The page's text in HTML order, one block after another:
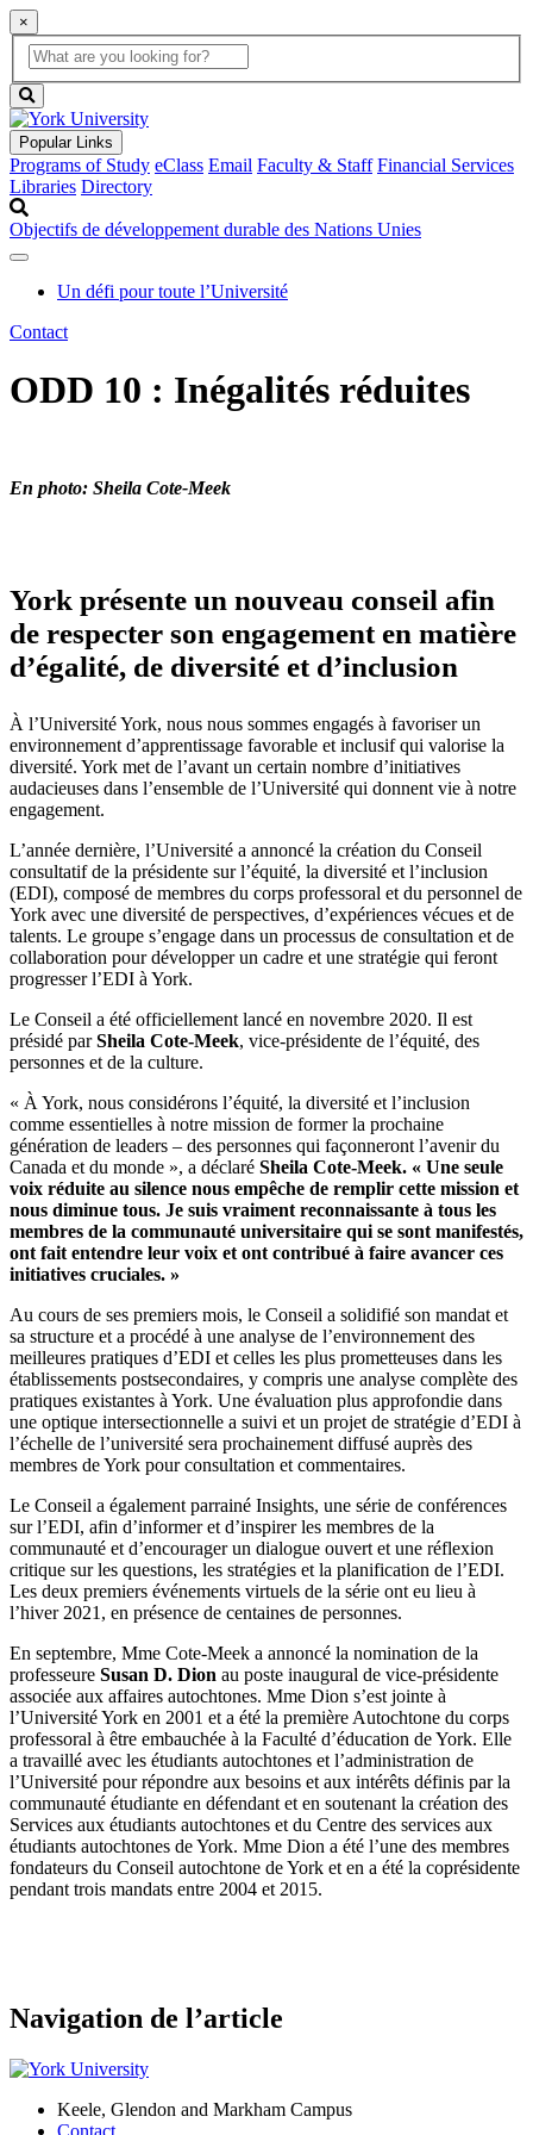
×
Global
Search
search
box
button
Popular Links
Programs of Study eClass Email Faculty & Staff Financial Services
Libraries Directory
Objectifs de développement durable des Nations Unies
Un défi pour toute l’Université
Contact
ODD 10 : Inégalités réduites
En photo: Sheila Cote-Meek
York présente un nouveau conseil afin
de respecter son engagement en matière
d’égalité, de diversité et d’inclusion
À l’Université York, nous nous sommes engagés à favoriser un
environnement d’apprentissage favorable et inclusif qui valorise la
diversité. York met de l’avant un certain nombre d’initiatives
audacieuses dans l’ensemble de l’Université qui donnent vie à notre
engagement.
L’année dernière, l’Université a annoncé la création du Conseil
consultatif de la présidente sur l’équité, la diversité et l’inclusion
(EDI), composé de membres du corps professoral et du personnel de
York avec une diversité de perspectives, d’expériences vécues et de
talents. Le groupe s’engage dans un processus de consultation et de
collaboration pour développer un cadre et une stratégie qui feront
progresser l’EDI à York.
Le Conseil a été officiellement lancé en novembre 2020. Il est
présidé parSheila Cote-Meek, vice-présidente de l’équité, des
personnes et de la culture.
« À York, nous considérons l’équité, la diversité et l’inclusion
comme essentielles à notre mission de former la prochaine
génération de leaders – des personnes qui façonneront l’avenir du
Canada et du monde », a déclaré Sheila Cote-Meek. « Une seule
voix réduite au silence nous empêche de remplir cette mission et
nous diminue tous. Je suis vraiment reconnaissante à tous les
membres de la communauté universitaire qui se sont manifestés,
ont fait entendre leur voix et ont contribué à faire avancer ces
initiatives cruciales. »
Au cours de ses premiers mois, le Conseil a solidifié son mandat et
sa structure et a procédé à une analyse de l’environnement des
meilleures pratiques d’EDI et celles les plus prometteuses dans les
établissements postsecondaires, y compris une analyse complète des
pratiques existantes à York. Une évaluation plus approfondie dans
une optique intersectionnelle a suivi et un projet de stratégie d’EDI à
l’échelle de l’université sera prochainement diffusé auprès des
membres de York pour consultation et commentaires.
Le Conseil a également parrainé Insights, une série de conférences
sur l’EDI, afin d’informer et d’inspirer les membres de la
communauté et d’encourager un dialogue ouvert et une réflexion
critique sur les questions, les stratégies et la planification de l’EDI.
Les deux premiers événements virtuels de la série ont eu lieu à
l’hiver 2021, en présence de centaines de personnes.
En septembre, Mme Cote-Meek a annoncé la nomination de la
professeure Susan D. Dion au poste inaugural de vice-présidente
associée aux affaires autochtones. Mme Dion s’est jointe à
l’Université York en 2001 et a été la première Autochtone du corps
professoral à être embauchée à la Faculté d’éducation de York. Elle
a travaillé avec les étudiants autochtones et l’administration de
l’Université pour répondre aux besoins et aux intérêts définis par la
communauté étudiante en défendant et en soutenant la création des
Services aux étudiants autochtones et du Centre des services aux
étudiants autochtones de York. Mme Dion a été l’une des membres
fondateurs du Conseil autochtone de York et en a été la coprésidente
pendant trois mandats entre 2004 et 2015.
Navigation de l’article
Keele, Glendon and Markham Campus